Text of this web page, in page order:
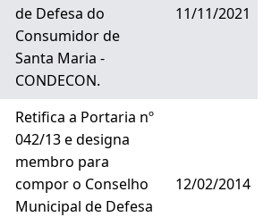
de Defesa do
Consumidor de
Santa Maria -
CONDECON.
11/11/2021
Retifica a Portaria nº
042/13 e designa
membro para
compor o Conselho
Municipal de Defesa
12/02/2014